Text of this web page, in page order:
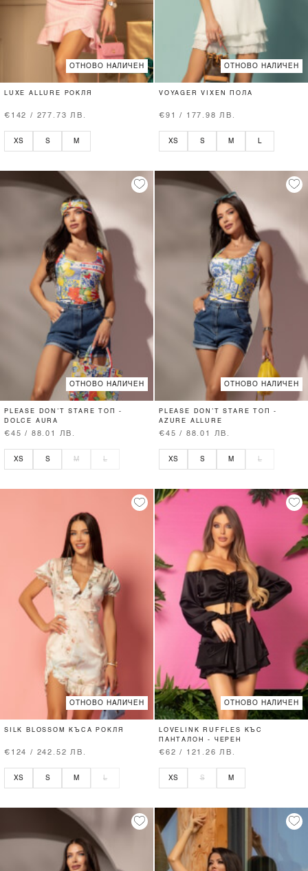
ОТНОВО НАЛИЧЕН
LUXE ALLURE РОКЛЯ
€142 / 277.73 ЛВ.
XS S M
ОТНОВО НАЛИЧЕН
VOYAGER VIXEN ПОЛА
€91 / 177.98 ЛВ.
XS S M
ОТНОВО НАЛИЧЕН
PLEASE DON’T STARE ТОП -
DOLCE AURA
€45 / 88.01 ЛВ.
XS S M L
ОТНОВО НАЛИЧЕН
PLEASE DON’T STARE ТОП -
AZURE ALLURE
€45 / 88.01 ЛВ.
XS S M L
ОТНОВО НАЛИЧЕН
SILK BLOSSOM КЪСА РОКЛЯ
€124 / 242.52 ЛВ.
XS S M L
ОТНОВО НАЛИЧЕН
LOVELINK RUFFLES КЪС
ПАНТАЛОН - ЧЕРЕН
€62 / 121.26 ЛВ.
XS S M